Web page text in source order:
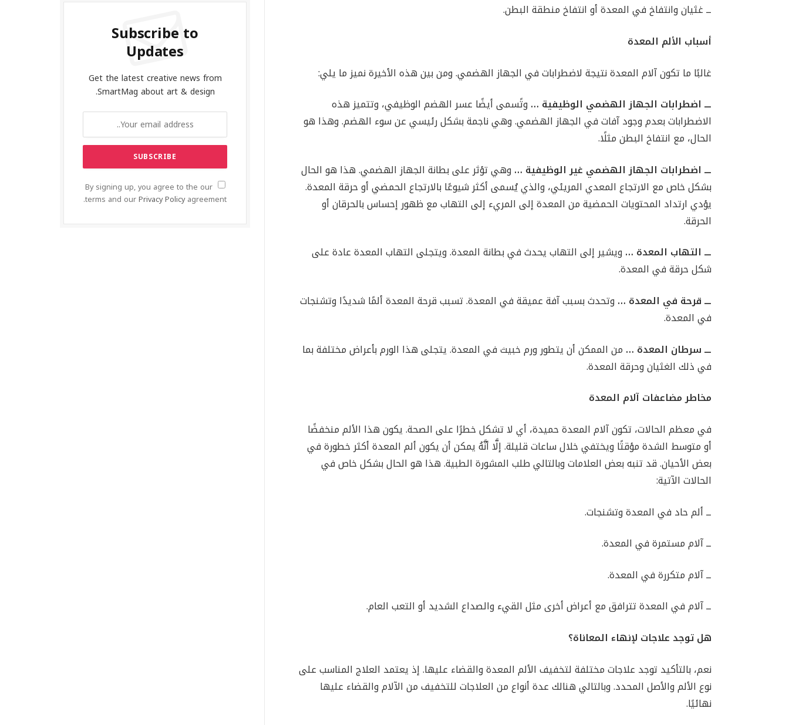
ــ غثيان وانتفاخ في المعدة أو انتفاخ منطقة البطن.
أسباب الألم المعدة
غالبًا ما تكون آلام المعدة نتيجة لاضطرابات في الجهاز الهضمي. ومن بين هذه الأخيرة نميز ما يلي:
ـــ اضطرابات الجهاز الهضمي الوظيفية … وتًسمى أيضًا عسر الهضم الوظيفي، وتتميز هذه
الاضطرابات بعدم وجود آفات في الجهاز الهضمي. وهي ناجمة بشكل رئيسي عن سوء الهضم. وهذا هو
الحال، مع انتفاخ البطن مثلًا.
ـــ اضطرابات الجهاز الهضمي غير الوظيفية … وهي تؤثر على بطانة الجهاز الهضمي. هذا هو الحال
بشكل خاص مع الارتجاع المعدي المريئي، والذي يُسمى أكثر شيوعًا بالارتجاع الحمضي أو حرقة المعدة.
يؤدي ارتداد المحتويات الحمضية من المعدة إلى المريء إلى التهاب مع ظهور إحساس بالحرقان أو
الحرقة.
ـــ التهاب المعدة … ويشير إلى التهاب يحدث في بطانة المعدة. ويتجلى التهاب المعدة عادة على
شكل حرقة في المعدة.
ـــ قرحة في المعدة … وتحدث بسبب آفة عميقة في المعدة. تسبب قرحة المعدة ألمًا شديدًا وتشنجات
في المعدة.
ـــ سرطان المعدة … من الممكن أن يتطور ورم خبيث في المعدة. يتجلى هذا الورم بأعراض مختلفة بما
في ذلك الغثيان وحرقة المعدة.
مخاطر مضاعفات آلام المعدة
في معظم الحالات، تكون آلام المعدة حميدة، أي لا تشكل خطرًا على الصحة. يكون هذا الألم منخفضًا
أو متوسط ​​الشدة مؤقتًا ويختفي خلال ساعات قليلة. إلَّا أنَّهُ يمكن أن يكون ألم المعدة أكثر خطورة في
بعض الأحيان. قد تنبه بعض العلامات وبالتالي طلب المشورة الطبية. هذا هو الحال بشكل خاص في
الحالات الآتية:
ــ ألم حاد في المعدة وتشنجات.
ــ آلام مستمرة في المعدة.
ــ آلام متكررة في المعدة.
ــ آلام في المعدة تترافق مع أعراض أخرى مثل القيء والصداع الشديد أو التعب العام.
هل توجد علاجات لإنهاء المعاناة؟
نعم، بالتأكيد توجد علاجات مختلفة لتخفيف الألم المعدة والقضاء عليها. إذ يعتمد العلاج المناسب على
نوع الألم والأصل المحدد. وبالتالي هنالك عدة أنواع من العلاجات للتخفيف من الآلام والقضاء عليها
نهائيًا.
Subscribe to
Updates
Get the latest creative news from
SmartMag about art & design.
By signing up, you agree to the our
terms and ourPrivacy Policyagreement.